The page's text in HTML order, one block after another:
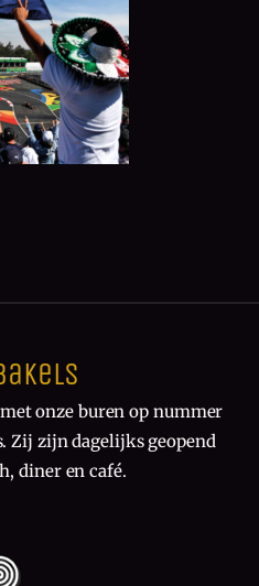
onze buren op nummer
Zij zijn dagelijks geopend
diner en café.